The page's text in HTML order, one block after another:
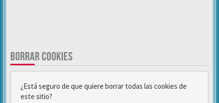
BORRAR COOKIES
¿Está seguro de que quiere borrar todas las cookies de
este sitio?